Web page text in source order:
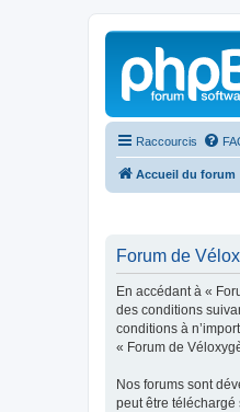
Raccourcis
Accueil du forum
Forum de
En accédant à «
des conditions
conditions à
« Forum de
Nos forums sont
peut être téléchargé